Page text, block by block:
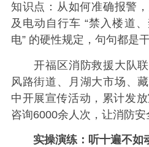
知识点：从如何准确报警
及电动自行车 “禁入楼道
电” 的硬性规定，句句都是干
开福区消防救援大队联
风路街道、月湖大市场、
中开展宣传活动，累计发
咨询6000余人次，让消防安
实操演练：听十遍不如